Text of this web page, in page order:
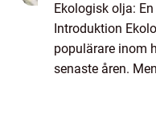
Ekologisk olja:
Introduktion
populärare inom
senaste åren.